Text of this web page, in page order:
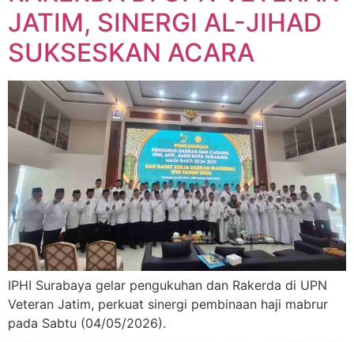
JATIM, SINERGI AL-JIHAD
SUKSESKAN ACARA
IPHI Surabaya gelar pengukuhan dan Rakerda di UPN
Veteran Jatim, perkuat sinergi pembinaan haji mabrur
pada Sabtu (04/05/2026).